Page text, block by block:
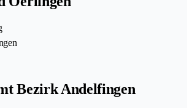
Bezirk Andelfingen